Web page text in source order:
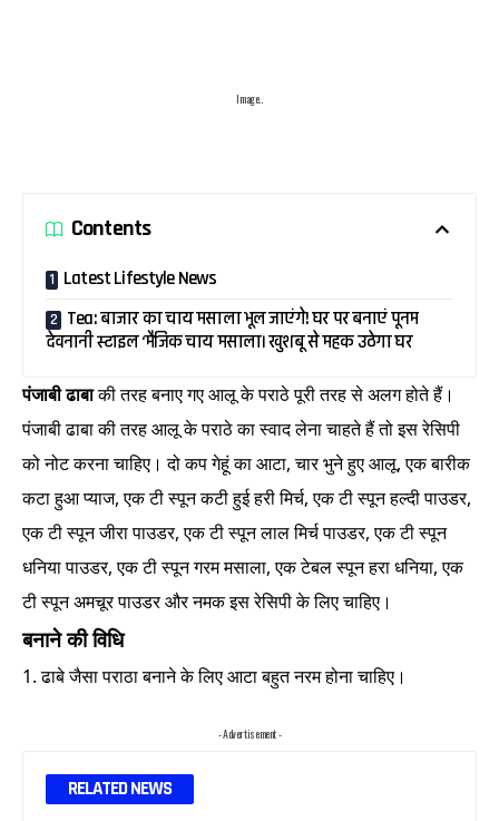
Image..
Contents
Latest Lifestyle News
Tea: बाजार का चाय मसाला भूल जाएंगे! घर पर बनाएं पूनम
देवनानी स्टाइल ‘मैजिक चाय मसाला। खुशबू से महक उठेगा घर
पंजाबी ढाबाकी तरह बनाए गए आलू के पराठे पूरी तरह से अलग होते हैं।
पंजाबी ढाबा की तरह आलू के पराठे का स्वाद लेना चाहते हैं तो इस रेसिपी
को नोट करना चाहिए। दो कप गेहूं का आटा, चार भुने हुए आलू, एक बारीक
कटा हुआ प्याज, एक टी स्पून कटी हुई हरी मिर्च, एक टी स्पून हल्दी पाउडर,
एक टी स्पून जीरा पाउडर, एक टी स्पून लाल मिर्च पाउडर, एक टी स्पून
धनिया पाउडर, एक टी स्पून गरम मसाला, एक टेबल स्पून हरा धनिया, एक
टी स्पून अमचूर पाउडर और नमक इस रेसिपी के लिए चाहिए।
बनाने की विधि
1. ढाबे जैसा पराठा बनाने के लिए आटा बहुत नरम होना चाहिए।
- Advertisement -
RELATED NEWS